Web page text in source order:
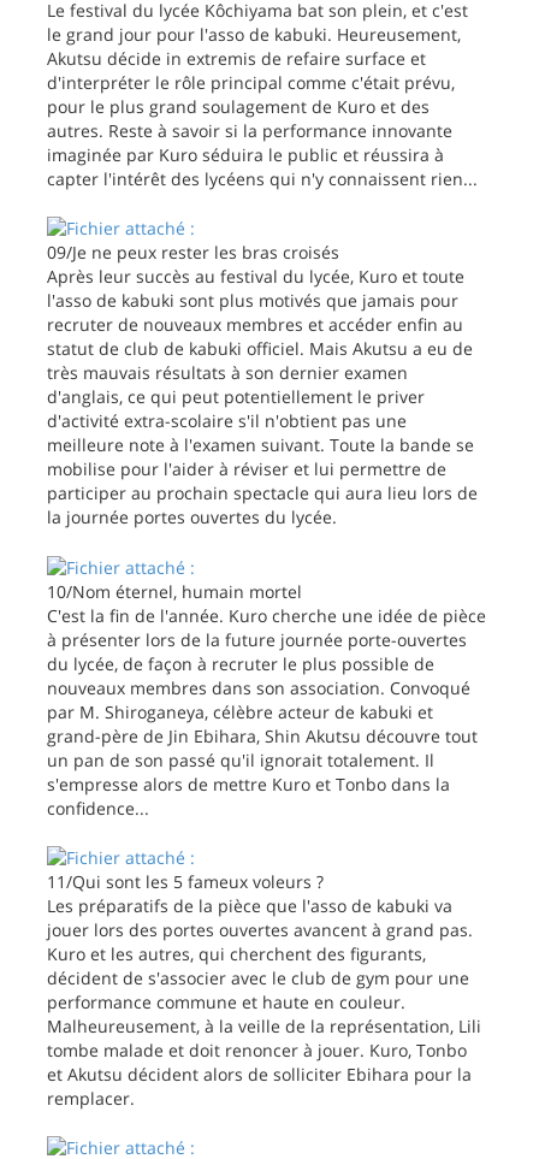
Le festival du lycée Kôchiyama bat son plein, et c'est
le grand jour pour l'asso de kabuki. Heureusement,
Akutsu décide in extremis de refaire surface et
d'interpréter le rôle principal comme c'était prévu,
pour le plus grand soulagement de Kuro et des
autres. Reste à savoir si la performance innovante
imaginée par Kuro séduira le public et réussira à
capter l'intérêt des lycéens qui n'y connaissent rien...
09/Je ne peux rester les bras croisés
Après leur succès au festival du lycée, Kuro et toute
l'asso de kabuki sont plus motivés que jamais pour
recruter de nouveaux membres et accéder enfin au
statut de club de kabuki officiel. Mais Akutsu a eu de
très mauvais résultats à son dernier examen
d'anglais, ce qui peut potentiellement le priver
d'activité extra-scolaire s'il n'obtient pas une
meilleure note à l'examen suivant. Toute la bande se
mobilise pour l'aider à réviser et lui permettre de
participer au prochain spectacle qui aura lieu lors de
la journée portes ouvertes du lycée.
10/Nom éternel, humain mortel
C'est la fin de l'année. Kuro cherche une idée de pièce
à présenter lors de la future journée porte-ouvertes
du lycée, de façon à recruter le plus possible de
nouveaux membres dans son association. Convoqué
par M. Shiroganeya, célèbre acteur de kabuki et
grand-père de Jin Ebihara, Shin Akutsu découvre tout
un pan de son passé qu'il ignorait totalement. Il
s'empresse alors de mettre Kuro et Tonbo dans la
confidence...
11/Qui sont les 5 fameux voleurs ?
Les préparatifs de la pièce que l'asso de kabuki va
jouer lors des portes ouvertes avancent à grand pas.
Kuro et les autres, qui cherchent des figurants,
décident de s'associer avec le club de gym pour une
performance commune et haute en couleur.
Malheureusement, à la veille de la représentation, Lili
tombe malade et doit renoncer à jouer. Kuro, Tonbo
et Akutsu décident alors de solliciter Ebihara pour la
remplacer.